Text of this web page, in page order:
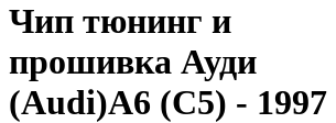
Чип тюнинг и
прошивка Ауди
(Audi)A6 (C5) - 1997